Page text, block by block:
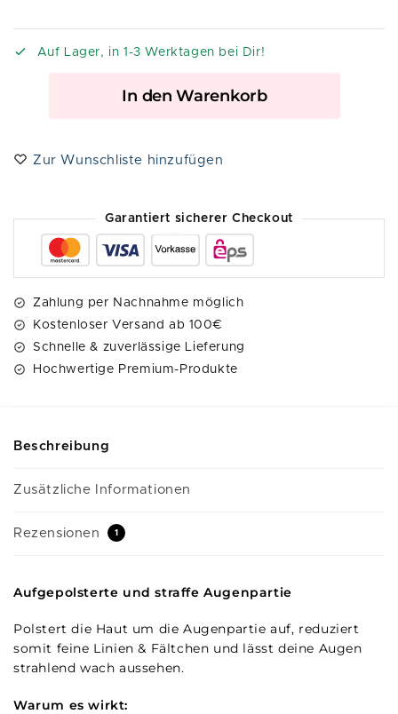
Auf Lager, in 1-3 Werktagen bei Dir!
In den Warenkorb
v
Zur Wunschliste hinzufügen
Garantiert sicherer Checkout
Zahlung per Nachnahme möglich
Kostenloser Versand ab 100€
Schnelle & zuverlässige Lieferung
Hochwertige Premium-Produkte
Beschreibung
Zusätzliche Informationen
Rezensionen 1
Aufgepolsterte und straffe Augenpartie
Polstert die Haut um die Augenpartie auf, reduziert
somit feine Linien & Fältchen und lässt deine Augen
strahlend wach aussehen.
Warum es wirkt: